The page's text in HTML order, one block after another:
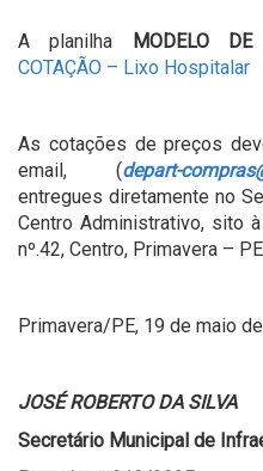
A planilha MODELO DE
COTAÇÃO – Lixo Hospitalar
As cotações de preços
email, (depart-
entregues diretamente no
Centro Administrativo, sito
nº.42, Centro, Primavera –
Primavera/PE, 19 de maio
JOSÉ ROBERTO DA SILVA
Secretário Municipal de